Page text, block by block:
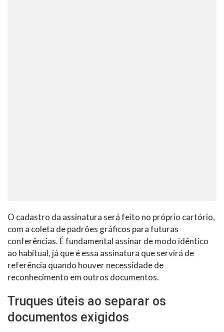
O cadastro da assinatura será feito no próprio cartório,
com a coleta de padrões gráficos para futuras
conferências. É fundamental assinar de modo idêntico
ao habitual, já que é essa assinatura que servirá de
referência quando houver necessidade de
reconhecimento em outros documentos.
Truques úteis ao separar os
documentos exigidos